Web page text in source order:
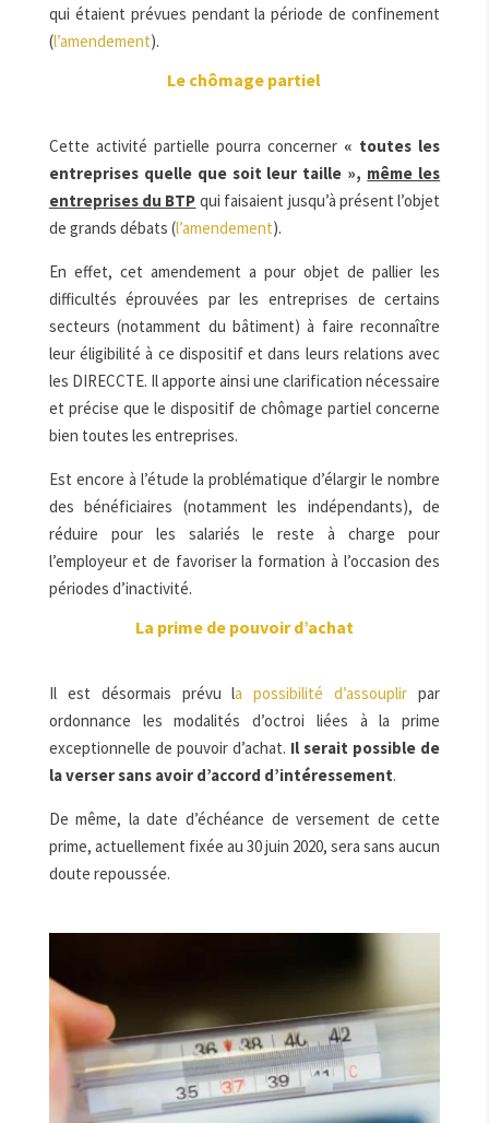
qui étaient prévues pendant la période de confinement
(l’amendement).
Le chômage partiel
Cette activité partielle pourra concerner « toutes les
entreprises quelle que soit leur taille », même les
entreprises du BTP qui faisaient jusqu’à présent l’objet
de grands débats (l’amendement).
En effet, cet amendement a pour objet de pallier les
difficultés éprouvées par les entreprises de certains
secteurs (notamment du bâtiment) à faire reconnaître
leur éligibilité à ce dispositif et dans leurs relations avec
les DIRECCTE. Il apporte ainsi une clarification nécessaire
et précise que le dispositif de chômage partiel concerne
bien toutes les entreprises.
Est encore à l’étude la problématique d’élargir le nombre
des bénéficiaires (notamment les indépendants), de
réduire pour les salariés le reste à charge pour
l’employeur et de favoriser la formation à l’occasion des
périodes d’inactivité.
La prime de pouvoir d’achat
Il est désormais prévu la possibilité d’assouplir par
ordonnance les modalités d’octroi liées à la prime
exceptionnelle de pouvoir d’achat. Il serait possible de
la verser sans avoir d’accord d’intéressement.
De même, la date d’échéance de versement de cette
prime, actuellement fixée au 30 juin 2020, sera sans aucun
doute repoussée.